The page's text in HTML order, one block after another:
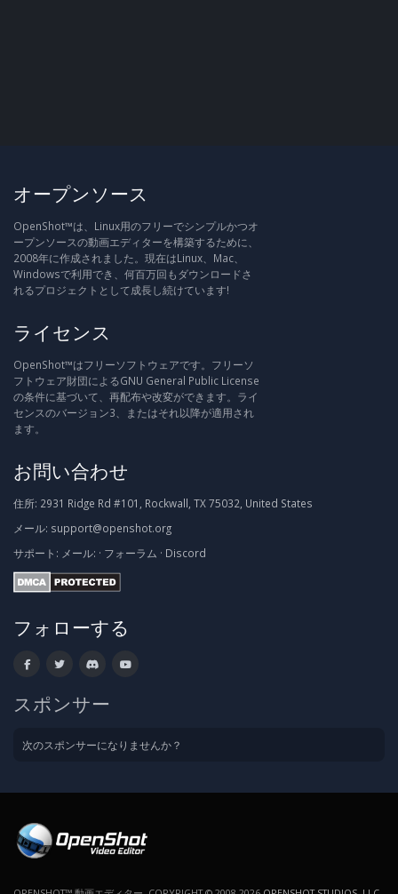
オープンソース
OpenShot™は、Linux用のフリーでシンプルかつオ
ープンソースの動画エディターを構築するために、
2008年に作成されました。現在はLinux、Mac、
Windowsで利用でき、何百万回もダウンロードさ
れるプロジェクトとして成長し続けています!
ライセンス
OpenShot™はフリーソフトウェアです。フリーソ
フトウェア財団によるGNU General Public License
の条件に基づいて、再配布や改変ができます。ライ
センスのバージョン3、またはそれ以降が適用され
ます。
お問い合わせ
住所: 2931 Ridge Rd #101, Rockwall, TX 75032, United States
メール: support@openshot.org
サポート: メール: · フォーラム · Discord
フォローする
スポンサー
次のスポンサーになりませんか？